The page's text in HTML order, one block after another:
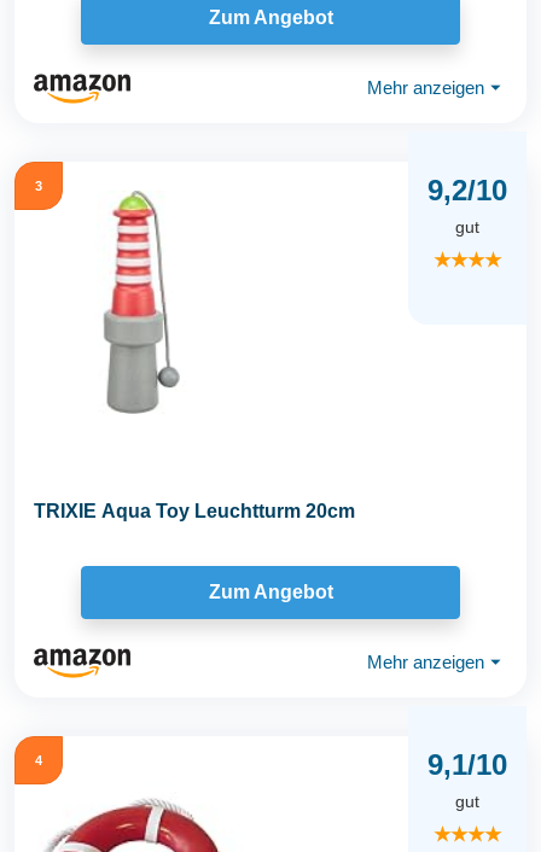
Zum Angebot
Mehr anzeigen ⏷
3 9,2/10
gut
★★★★
TRIXIE Aqua Toy Leuchtturm 20cm
Zum Angebot
Mehr anzeigen ⏷
4 9,1/10
gut
★★★★